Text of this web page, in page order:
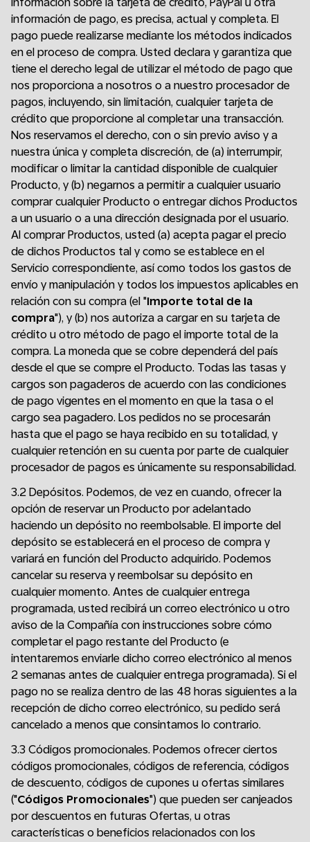
información de pago, es precisa, actual y completa. El
pago puede realizarse mediante los métodos indicados
en el proceso de compra. Usted declara y garantiza que
tiene el derecho legal de utilizar el método de pago que
nos proporciona a nosotros o a nuestro procesador de
pagos, incluyendo, sin limitación, cualquier tarjeta de
crédito que proporcione al completar una transacción.
Nos reservamos el derecho, con o sin previo aviso y a
nuestra única y completa discreción, de (a) interrumpir,
modificar o limitar la cantidad disponible de cualquier
Producto, y (b) negarnos a permitir a cualquier usuario
comprar cualquier Producto o entregar dichos Productos
a un usuario o a una dirección designada por el usuario.
Al comprar Productos, usted (a) acepta pagar el precio
de dichos Productos tal y como se establece en el
Servicio correspondiente, así como todos los gastos de
envío y manipulación y todos los impuestos aplicables en
relación con su compra (el "Importe total de la
compra"), y (b) nos autoriza a cargar en su tarjeta de
crédito u otro método de pago el importe total de la
compra. La moneda que se cobre dependerá del país
desde el que se compre el Producto. Todas las tasas y
cargos son pagaderos de acuerdo con las condiciones
de pago vigentes en el momento en que la tasa o el
cargo sea pagadero. Los pedidos no se procesarán
hasta que el pago se haya recibido en su totalidad, y
cualquier retención en su cuenta por parte de cualquier
procesador de pagos es únicamente su responsabilidad.
3.2 Depósitos. Podemos, de vez en cuando, ofrecer la
opción de reservar un Producto por adelantado
haciendo un depósito no reembolsable. El importe del
depósito se establecerá en el proceso de compra y
variará en función del Producto adquirido. Podemos
cancelar su reserva y reembolsar su depósito en
cualquier momento. Antes de cualquier entrega
programada, usted recibirá un correo electrónico u otro
aviso de la Compañía con instrucciones sobre cómo
completar el pago restante del Producto (e
intentaremos enviarle dicho correo electrónico al menos
2 semanas antes de cualquier entrega programada). Si el
pago no se realiza dentro de las 48 horas siguientes a la
recepción de dicho correo electrónico, su pedido será
cancelado a menos que consintamos lo contrario.
3.3 Códigos promocionales. Podemos ofrecer ciertos
códigos promocionales, códigos de referencia, códigos
de descuento, códigos de cupones u ofertas similares
("Códigos Promocionales") que pueden ser canjeados
por descuentos en futuras Ofertas, u otras
características o beneficios relacionados con los